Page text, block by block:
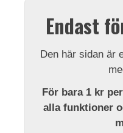
Endast
Den här sidan är
För bara 1 kr
alla funktioner